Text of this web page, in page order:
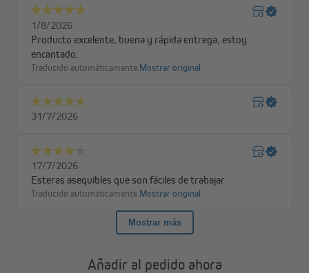
instalaciones deportivas, ferias o áreas de exhibición. Protégete
de miradas molestas o de la incómoda luz solar - y disfruta del
aire fresco que pasa a través de las esteras. El viento ligero se
frena con la protección visual de PVC.
Añadir al pedido ahora